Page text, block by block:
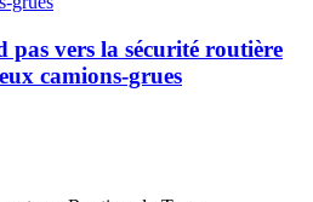
vers la sécurité routière
camions-grues